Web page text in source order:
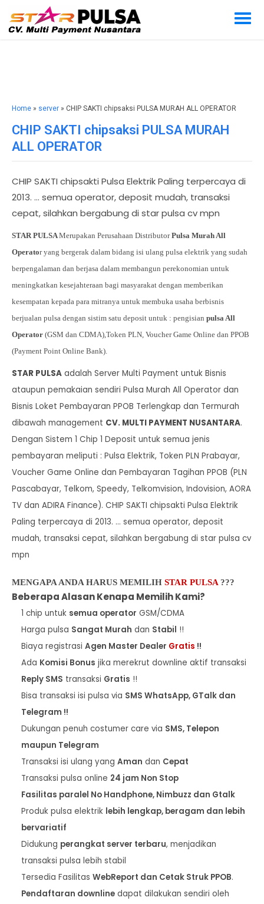
Home » server » CHIP SAKTI chipsaksi PULSA MURAH ALL OPERATOR
CHIP SAKTI chipsaksi PULSA MURAH
ALL OPERATOR
CHIP SAKTI chipsakti Pulsa Elektrik Paling terpercaya di
2013. … semua operator, deposit mudah, transaksi
cepat, silahkan bergabung di star pulsa cv mpn
STAR PULSAMerupakan Perusahaan DistributorPulsa Murah All
Operator yang bergerak dalam bidang isi ulang pulsa elektrik yang sudah
berpengalaman dan berjasa dalam membangun perekonomian untuk
meningkatkan kesejahteraan bagi masyarakat dengan memberikan
kesempatan kepada para mitranya untuk membuka usaha berbisnis
berjualan pulsa dengan sistim satu deposit untuk : pengisian pulsa All
Operator (GSM dan CDMA),Token PLN, Voucher Game Online dan PPOB
(Payment Point Online Bank).
STAR PULSA adalah Server Multi Payment untuk Bisnis
ataupun pemakaian sendiri Pulsa Murah All Operator dan
Bisnis Loket Pembayaran PPOB Terlengkap dan Termurah
dibawah management CV. MULTI PAYMENT NUSANTARA.
Dengan Sistem 1 Chip 1 Deposit untuk semua jenis
pembayaran meliputi : Pulsa Elektrik, Token PLN Prabayar,
Voucher Game Online dan Pembayaran Tagihan PPOB (PLN
Pascabayar, Telkom, Speedy, Telkomvision, Indovision, AORA
TV dan ADIRA Finance). CHIP SAKTI chipsakti Pulsa Elektrik
Paling terpercaya di 2013. … semua operator, deposit
mudah, transaksi cepat, silahkan bergabung di star pulsa cv
mpn
MENGAPA ANDA HARUS MEMILIH STAR PULSA ???
Beberapa Alasan Kenapa Memilih Kami?
1 chip untuk semua operator GSM/CDMA
Harga pulsa Sangat Murah dan Stabil !!
Biaya registrasi Agen Master Dealer Gratis !!
Ada Komisi Bonus jika merekrut downline aktif transaksi
Reply SMS transaksi Gratis !!
Bisa transaksi isi pulsa via SMS WhatsApp, GTalk dan
Telegram !!
Dukungan penuh costumer care via SMS, Telepon
maupun Telegram
Transaksi isi ulang yang Aman dan Cepat
Transaksi pulsa online 24 jam Non Stop
Fasilitas paralel No Handphone, Nimbuzz dan Gtalk
Produk pulsa elektrik lebih lengkap, beragam dan lebih
bervariatif
Didukung perangkat server terbaru, menjadikan
transaksi pulsa lebih stabil
Tersedia Fasilitas WebReport dan Cetak Struk PPOB.
Pendaftaran downline dapat dilakukan sendiri oleh